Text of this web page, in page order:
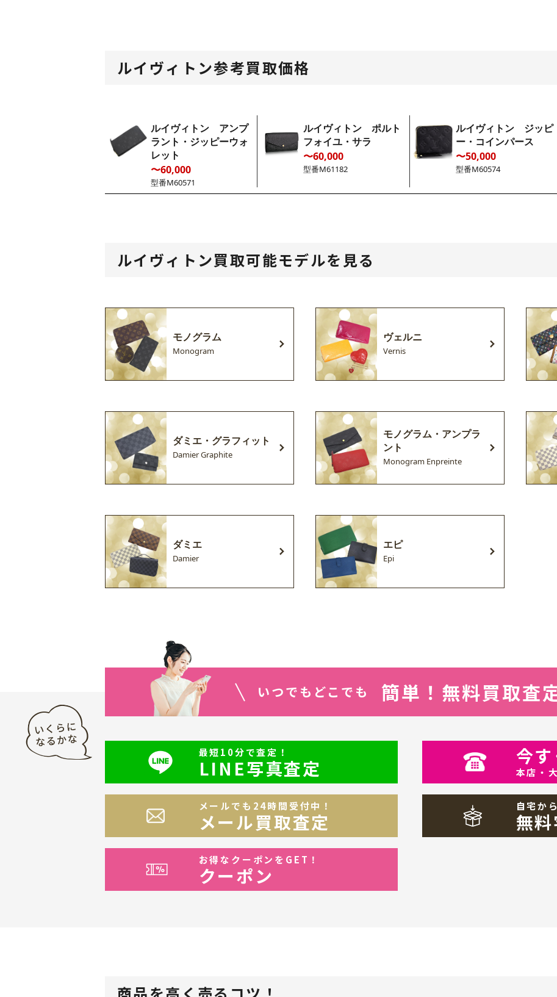
ルイヴィトン参考買取価格
ルイヴィトン アンプ
ラント・ジッピーウォ
レット
〜60,000
型番M60571
ルイヴィトン ポルト
フォイユ・サラ
〜60,000
型番M61182
ルイヴィトン ジッピ
ー・コインパース
〜50,000
型番M60574
ルイヴィトン買取可能モデルを見る
モノグラム
Monogram
ヴェルニ
Vernis
ダミエ・グラフィット
Damier Graphite
モノグラム・アンプラ
ント
Monogram Enpreinte
ダミエ
Damier
エピ
Epi
いつでもどこでも 簡単！無料買取査
最短10分で査定！
LINE写真査定
今
本店・
メールでも24時間受付中！
メール買取査定
自宅か
無
お得なクーポンをGET！
クーポン